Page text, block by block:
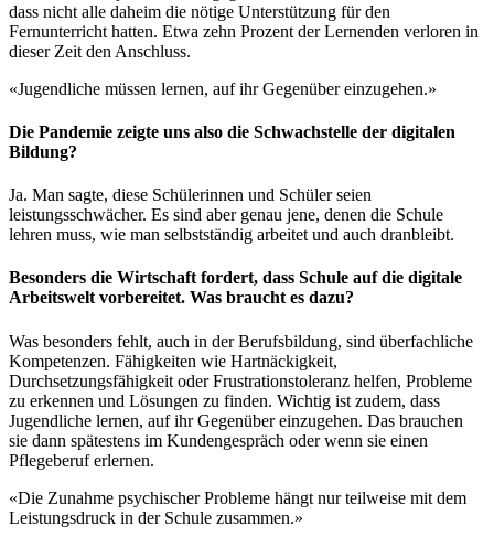
dass nicht alle daheim die nötige Unterstützung für den
Fernunterricht hatten. Etwa zehn Prozent der Lernenden verloren in
dieser Zeit den Anschluss.
«Jugendliche müssen lernen, auf ihr Gegenüber einzugehen.»
Die Pandemie zeigte uns also die Schwachstelle der digitalen
Bildung?
Ja. Man sagte, diese Schülerinnen und Schüler seien
leistungsschwächer. Es sind aber genau jene, denen die Schule
lehren muss, wie man selbstständig arbeitet und auch dranbleibt.
Besonders die Wirtschaft fordert, dass Schule auf die digitale
Arbeitswelt vorbereitet. Was braucht es dazu?
Was besonders fehlt, auch in der Berufsbildung, sind überfachliche
Kompetenzen. Fähigkeiten wie Hartnäckigkeit,
Durchsetzungsfähigkeit oder Frustrationstoleranz helfen, Probleme
zu erkennen und Lösungen zu finden. Wichtig ist zudem, dass
Jugendliche lernen, auf ihr Gegenüber einzugehen. Das brauchen
sie dann spätestens im Kundengespräch oder wenn sie einen
Pflegeberuf erlernen.
«Die Zunahme psychischer Probleme hängt nur teilweise mit dem
Leistungsdruck in der Schule zusammen.»